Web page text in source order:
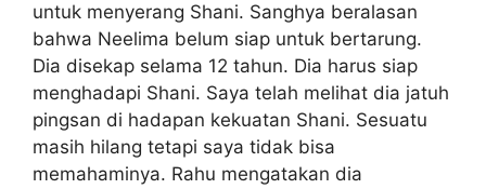
untuk menyerang Shani. Sanghya beralasan
bahwa Neelima belum siap untuk bertarung.
Dia disekap selama 12 tahun. Dia harus siap
menghadapi Shani. Saya telah melihat dia jatuh
pingsan di hadapan kekuatan Shani. Sesuatu
masih hilang tetapi saya tidak bisa
memahaminya. Rahu mengatakan dia